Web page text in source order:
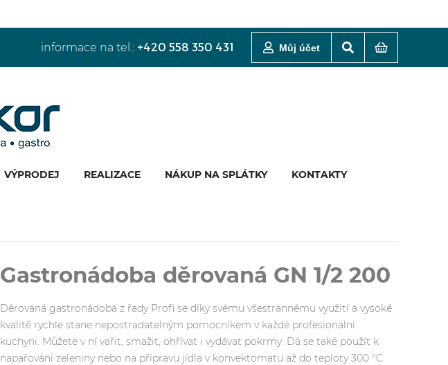
informace na tel.: +420 558 350 431 Můj účet
VÝPRODEJ REALIZACE NÁKUP NA SPLÁTKY KONTAKTY
Gastronádoba děrovaná GN 1/2 200
Děrovaná gastronádoba z řady Profi se díky svému všestrannému využití a vysoké
kvalitě rychle stane nepostradatelným pomocníkem v každé profesionální
kuchyni. Můžete v ní vařit, smažit, ohřívat i vydávat pokrmy. Dá se také použít k
napařování zeleniny nebo na přípravu jídla v konvektomatu až do teploty 300 °C.